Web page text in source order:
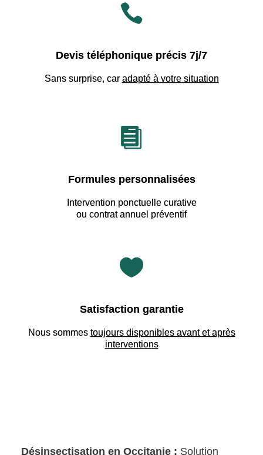

Devis téléphonique précis 7j/7
Sans surprise, car adapté à votre situation

Formules personnalisées
Intervention ponctuelle curative
ou contrat annuel préventif

Satisfaction garantie
Nous sommes toujours disponibles avant et après
interventions
Désinsectisation en Occitanie : Solution